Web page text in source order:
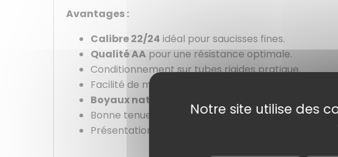
Avantages :
Calibre 22/24 idéal pour saucisses fines.
Qualité AA pour une résistance optimale.
Conditionnement sur tubes rigides pratique.
Facilité de mise en place sur l’embosseuse.
Boyaux naturels
Bonne tenue à la cuisson.
Présentation régulière et professionnelle.
Notre site utilise des